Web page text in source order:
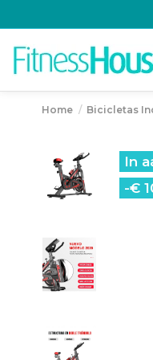
Home Bicicletas
In
-€